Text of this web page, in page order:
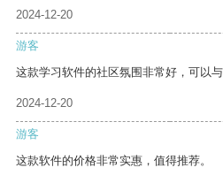
2024-12-20
游客
这款学习软件的社区氛围非常好，可以
2024-12-20
游客
这款软件的价格非常实惠，值得推荐。